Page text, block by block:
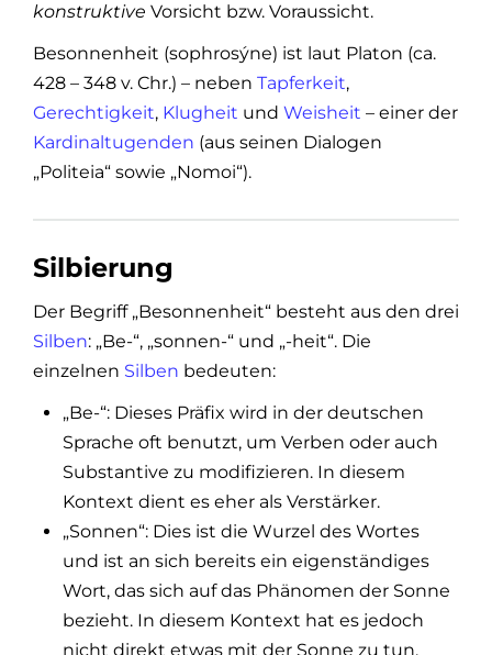
konstruktive Vorsicht bzw. Voraussicht.
Besonnenheit (sophrosýne) ist laut Platon (ca.
428 – 348 v. Chr.) – neben Tapferkeit,
Gerechtigkeit, Klugheit und Weisheit – einer der
Kardinaltugenden (aus seinen Dialogen
„Politeia“ sowie „Nomoi“).
Silbierung
Der Begriff „Besonnenheit“ besteht aus den drei
Silben: „Be-“, „sonnen-“ und „-heit“. Die
einzelnen Silben bedeuten:
„Be-“: Dieses Präfix wird in der deutschen
Sprache oft benutzt, um Verben oder auch
Substantive zu modifizieren. In diesem
Kontext dient es eher als Verstärker.
„Sonnen“: Dies ist die Wurzel des Wortes
und ist an sich bereits ein eigenständiges
Wort, das sich auf das Phänomen der Sonne
bezieht. In diesem Kontext hat es jedoch
nicht direkt etwas mit der Sonne zu tun,